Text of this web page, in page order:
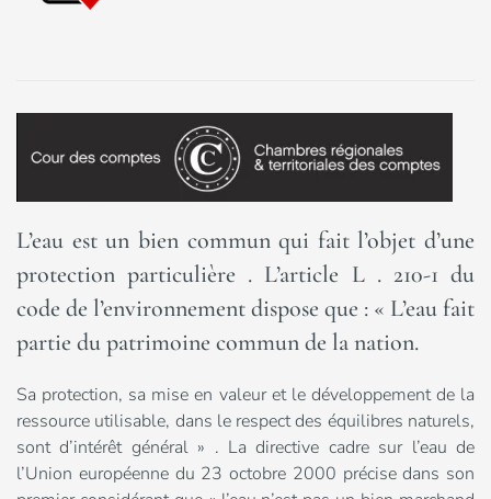
L’eau est un bien commun qui fait l’objet d’une
protection particulière . L’article L . 210-1 du
code de l’environnement dispose que : « L’eau fait
partie du patrimoine commun de la nation.
Sa protection, sa mise en valeur et le développement de la
ressource utilisable, dans le respect des équilibres naturels,
sont d’intérêt général » . La directive cadre sur l’eau de
l’Union européenne du 23 octobre 2000 précise dans son